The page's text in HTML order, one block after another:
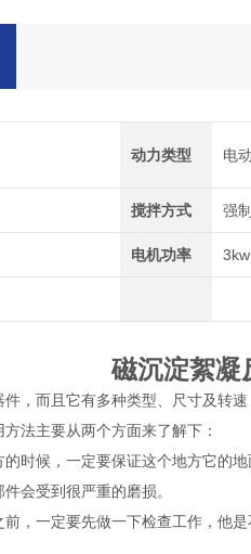
动力类型 电动
搅拌方式 强
电机功率
磁沉淀絮凝
，而且它有多种类型、尺寸及转
法主要从两个方面来了解下：
候，一定要保证这个地方它的地
会受到很严重的磨损。
一定要先做一下检查工作，他是